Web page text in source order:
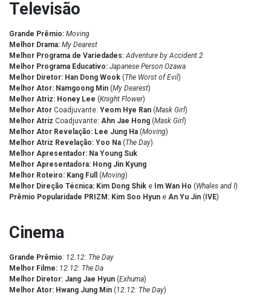
Televisão
Grande Prêmio: Moving
Melhor Drama: My Dearest
Melhor Programa de Variedades: Adventure by Accident 2
Melhor Programa Educativo: Japanese Person Ozawa
Melhor Diretor: Han Dong Wook (The Worst of Evil)
Melhor Ator: Namgoong Min (My Dearest)
Melhor Atriz: Honey Lee (Knight Flower)
Melhor Ator Coadjuvante: Yeom Hye Ran (Mask Girl)
Melhor Atriz Coadjuvante: Ahn Jae Hong (Mask Girl)
Melhor Ator Revelação: Lee Jung Ha (Moving)
Melhor Atriz Revelação: Yoo Na (The Day)
Melhor Apresentador: Na Young Suk
Melhor Apresentadora: Hong Jin Kyung
Melhor Roteiro: Kang Full (Moving)
Melhor Direção Técnica: Kim Dong Shik e Im Wan Ho (Whales and I)
Prêmio Popularidade PRIZM: Kim Soo Hyun e An Yu Jin ( IVE)
Cinema
Grande Prêmio: 12.12: The Day
Melhor Filme: 12.12: The Da
Melhor Diretor: Jang Jae Hyun (Exhuma)
Melhor Ator: Hwang Jung Min (12.12: The Day)